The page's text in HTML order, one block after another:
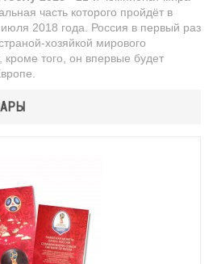
часть которого пройдёт в
2018 года. Россия в первый раз
хозяйкой мирового
того, он впервые будет